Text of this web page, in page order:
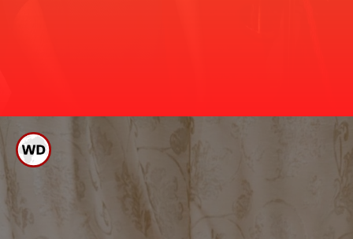
ಗಂಧದ ಗುಡಿ ಪ್ರೀಮಿಯರ್
ಪುನೀತ್ ರಾಜ್ ಕುಮಾರ್ ಅವರ ಗಂಧದ ಗುಡಿ
ಪ್ರೀಮಿಯರ್ ಶೋಗೆ ಸ್ಯಾಂಡಲ್ ವುಡ್ ನ ಅನೇಕ
ಸ್ಟಾರ್ ಗಳು ಬಂದು ಚಿತ್ರ ವೀಕ್ಷಿಸಿದ್ದಾರೆ.